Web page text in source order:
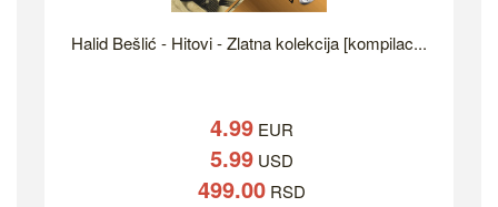
Halid Bešlić - Hitovi - Zlatna kolekcija [kompilac...
4.99 EUR
5.99 USD
499.00 RSD